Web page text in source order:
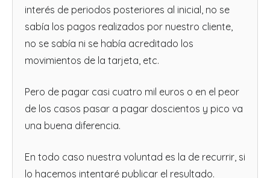
interés de periodos posteriores al inicial, no se
sabía los pagos realizados por nuestro cliente,
no se sabía ni se había acreditado los
movimientos de la tarjeta, etc.
Pero de pagar casi cuatro mil euros o en el peor
de los casos pasar a pagar doscientos y pico va
una buena diferencia.
En todo caso nuestra voluntad es la de recurrir, si
lo hacemos intentaré publicar el resultado.